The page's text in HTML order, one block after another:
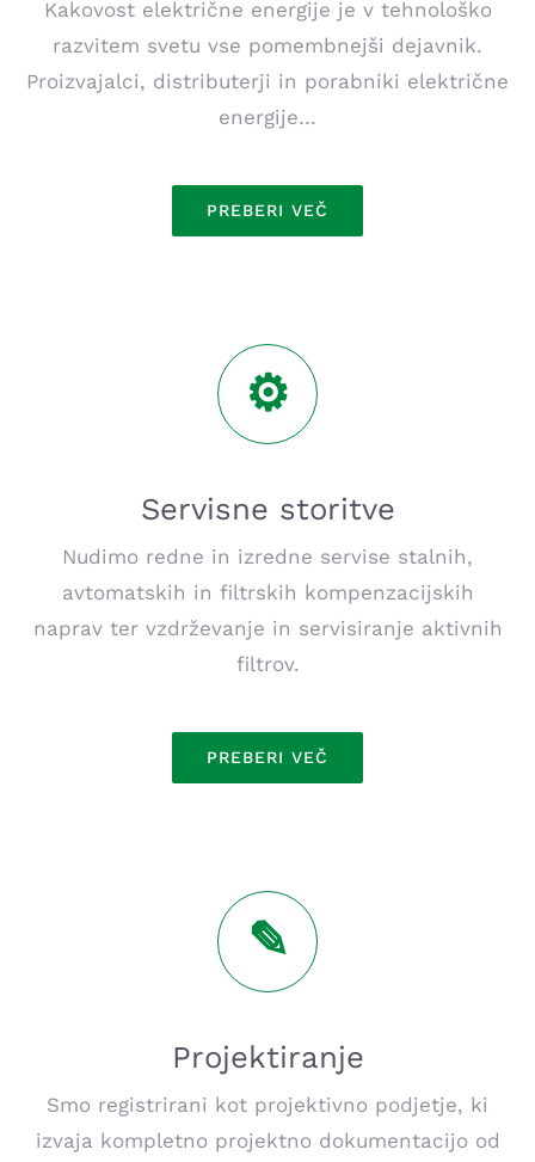
Kakovost električne energije je v tehnološko
razvitem svetu vse pomembnejši dejavnik.
Proizvajalci, distributerji in porabniki električne
energije…
PREBERI VEČ
Servisne storitve
Nudimo redne in izredne servise stalnih,
avtomatskih in filtrskih kompenzacijskih
naprav ter vzdrževanje in servisiranje aktivnih
filtrov.
PREBERI VEČ
Projektiranje
Smo registrirani kot projektivno podjetje, ki
izvaja kompletno projektno dokumentacijo od